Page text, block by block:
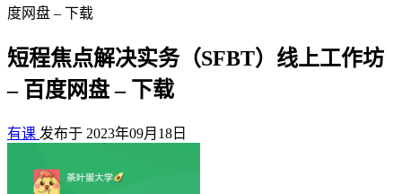
度网盘 – 下载
短程焦点解决实务（SFBT）线上工作坊
– 百度网盘 – 下载
有课 发布于 2023年09月18日